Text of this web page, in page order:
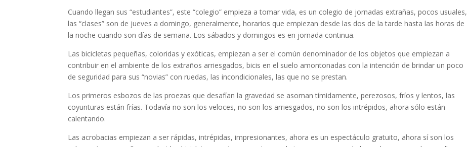
Cuando llegan sus “estudiantes”, este “colegio” empieza a tomar vida, es un colegio de jornadas extrañas, pocos usuales,
las “clases” son de jueves a domingo, generalmente, horarios que empiezan desde las dos de la tarde hasta las horas de
la noche cuando son días de semana. Los sábados y domingos es en jornada continua.
Las bicicletas pequeñas, coloridas y exóticas, empiezan a ser el común denominador de los objetos que empiezan a
contribuir en el ambiente de los extraños arriesgados, bicis en el suelo amontonadas con la intención de brindar un poco
de seguridad para sus “novias” con ruedas, las incondicionales, las que no se prestan.
Los primeros esbozos de las proezas que desafían la gravedad se asoman tímidamente, perezosos, fríos y lentos, las
coyunturas están frías. Todavía no son los veloces, no son los arriesgados, no son los intrépidos, ahora sólo están
calentando.
Las acrobacias empiezan a ser rápidas, intrépidas, impresionantes, ahora es un espectáculo gratuito, ahora sí son los